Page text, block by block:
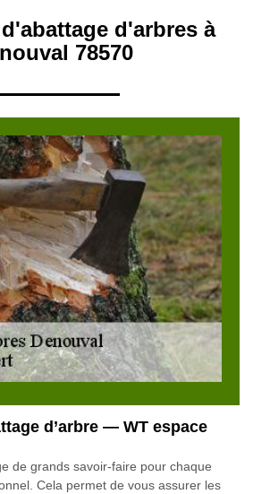
d'arbres à
78570
d’arbre — WT espace
de grands savoir-faire pour chaque
Cela permet de vous assurer les